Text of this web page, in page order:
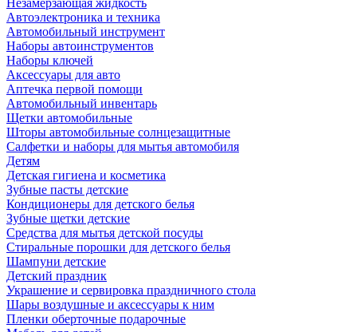
Незамерзающая жидкость
Автоэлектроника и техника
Автомобильный инструмент
Наборы автоинструментов
Наборы ключей
Аксессуары для авто
Аптечка первой помощи
Автомобильный инвентарь
Щетки автомобильные
Шторы автомобильные солнцезащитные
Салфетки и наборы для мытья автомобиля
Детям
Детская гигиена и косметика
Зубные пасты детские
Кондиционеры для детского белья
Зубные щетки детские
Средства для мытья детской посуды
Стиральные порошки для детского белья
Шампуни детские
Детский праздник
Украшение и сервировка праздничного стола
Шары воздушные и аксессуары к ним
Пленки оберточные подарочные